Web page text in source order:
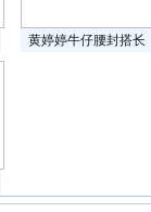
黄婷婷牛仔腰封搭长